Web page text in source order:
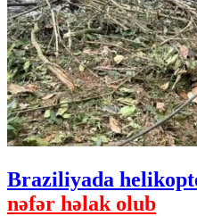
Braziliyada
nəfər həlak olub